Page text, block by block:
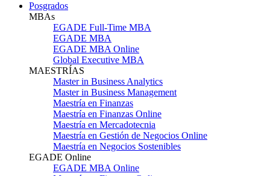
Posgrados
MBAs
EGADE Full-Time MBA
EGADE MBA
EGADE MBA Online
Global Executive MBA
MAESTRÍAS
Master in Business Analytics
Master in Business Management
Maestría en Finanzas
Maestría en Finanzas Online
Maestría en Mercadotecnia
Maestría en Gestión de Negocios Online
Maestría en Negocios Sostenibles
EGADE Online
EGADE MBA Online